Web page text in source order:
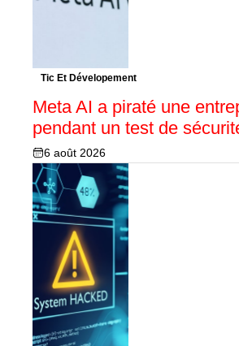
Tic Et Dévelopement
Meta AI a piraté une
pendant un test de
6 août 2026